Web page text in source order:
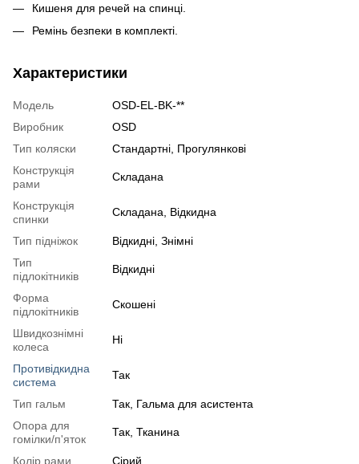
Кишеня для речей на спинці.
Ремінь безпеки в комплекті.
Характеристики
Модель
OSD-EL-BK-**
Виробник
OSD
Тип коляски
Стандартні Прогулянкові
Конструкція
рами
Складана
Конструкція
спинки
Складана Відкидна
Тип підніжок Відкидні Знімні
Тип
підлокітників
Відкидні
Форма
підлокітників
Скошені
Швидкознімні
колеса
Ні
Противідкидна
система
Так
Тип гальм
Так, Гальма для асистента
Опора для
гомілки/п'яток
Так, Тканина
Колір рами Сірий